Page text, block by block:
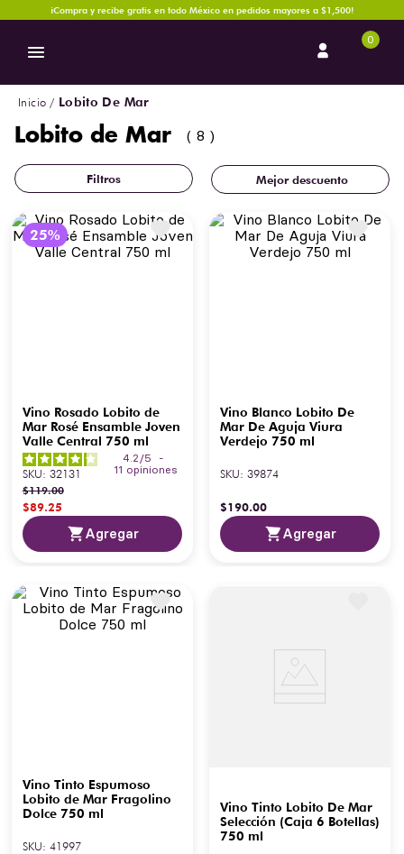
¡Compra y recibe gratis en todo México en pedidos mayores a $1,500!
0
Lobito De Mar
Lobito de Mar 8
Mejor descuento
Vino Rosado Lobito de
Mar Rosé Ensamble Joven
Valle Central 750 ml
4.2 /5
-
11 opiniones
SKU: 32131
$119.00
$89.25
Agregar
Vino Blanco Lobito De
Mar De Aguja Viura
Verdejo 750 ml
SKU: 39874
$190.00
Agregar
Vino Tinto Espumoso
Lobito de Mar Fragolino
Dolce 750 ml
SKU: 41997
Vino Tinto Lobito De Mar
Selección (Caja 6 Botellas)
750 ml